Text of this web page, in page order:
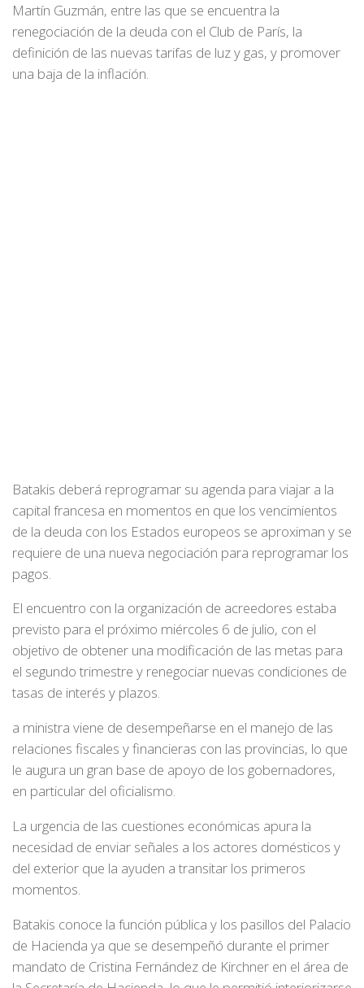
Martín Guzmán, entre las que se encuentra la
renegociación de la deuda con el Club de París, la
definición de las nuevas tarifas de luz y gas, y promover
una baja de la inflación.
Batakis deberá reprogramar su agenda para viajar a la
capital francesa en momentos en que los vencimientos
de la deuda con los Estados europeos se aproximan y se
requiere de una nueva negociación para reprogramar los
pagos.
El encuentro con la organización de acreedores estaba
previsto para el próximo miércoles 6 de julio, con el
objetivo de obtener una modificación de las metas para
el segundo trimestre y renegociar nuevas condiciones de
tasas de interés y plazos.
a ministra viene de desempeñarse en el manejo de las
relaciones fiscales y financieras con las provincias, lo que
le augura un gran base de apoyo de los gobernadores,
en particular del oficialismo.
La urgencia de las cuestiones económicas apura la
necesidad de enviar señales a los actores domésticos y
del exterior que la ayuden a transitar los primeros
momentos.
Batakis conoce la función pública y los pasillos del Palacio
de Hacienda ya que se desempeñó durante el primer
mandato de Cristina Fernández de Kirchner en el área de